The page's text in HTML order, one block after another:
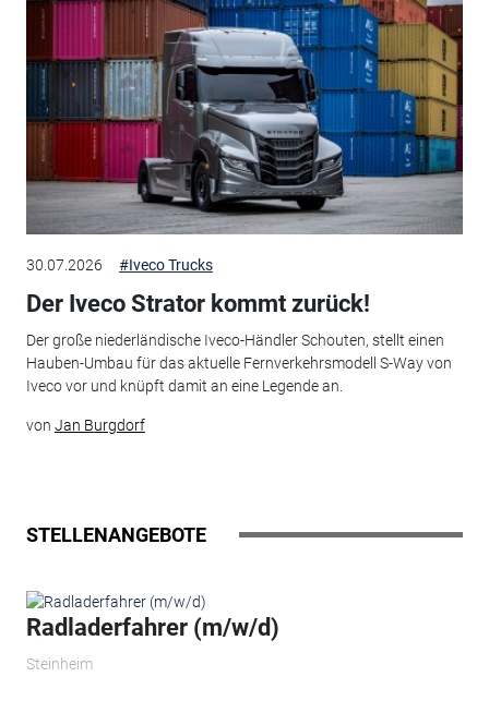
30.07.2026 #Iveco Trucks
Der Iveco Strator kommt zurück!
Der große niederländische Iveco-Händler Schouten, stellt einen
Hauben-Umbau für das aktuelle Fernverkehrsmodell S-Way von
Iveco vor und knüpft damit an eine Legende an.
von Jan Burgdorf
STELLENANGEBOTE
Radladerfahrer (m/w/d)
Steinheim